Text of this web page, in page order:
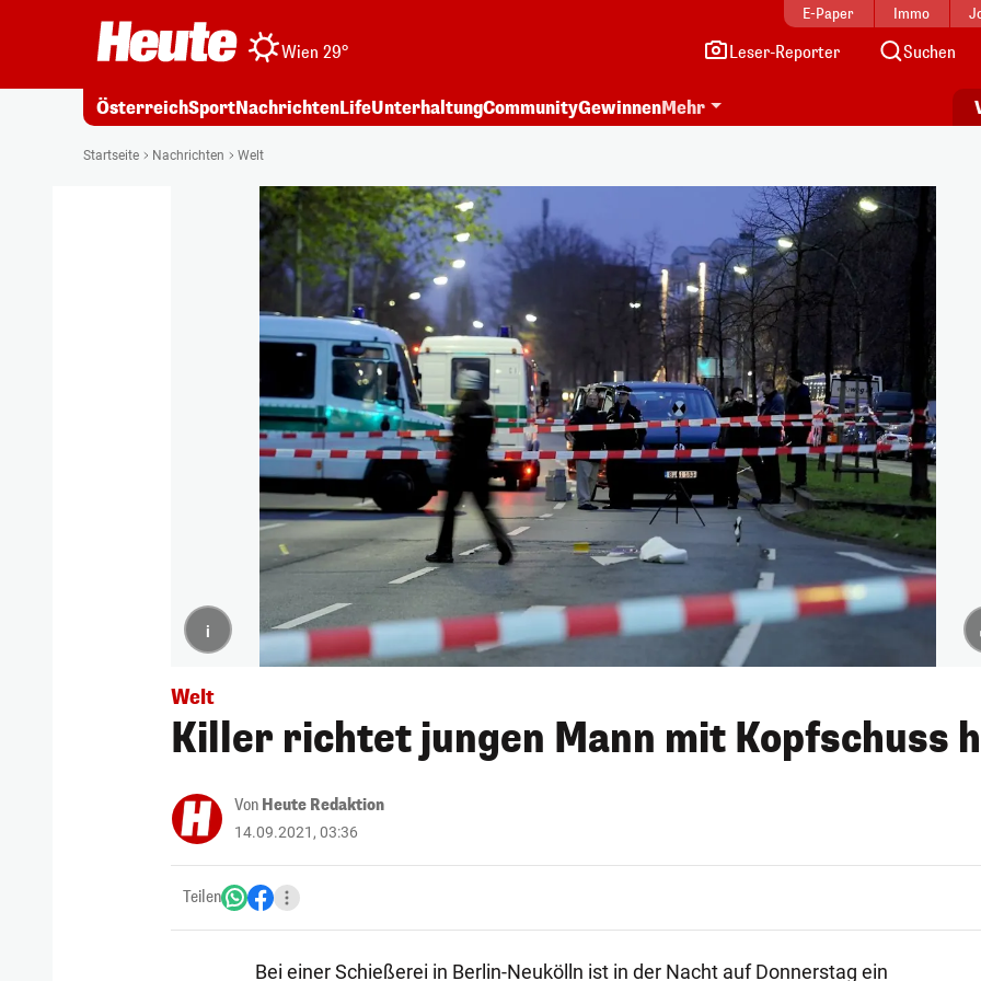
E-Paper Immo
Wien 29° Leser-Reporter Suchen
ÖsterreichSportNachrichtenLifeUnterhaltungCommunityGewinnenMehr
Startseite Nachrichten Welt
i
Welt
Killer richtet jungen Mann mit Kopfschuss
Von Heute Redaktion
14.09.2021, 03:36
Teilen
Bei einer Schießerei in Berlin-Neukölln ist in der Nacht auf Donnerstag ein